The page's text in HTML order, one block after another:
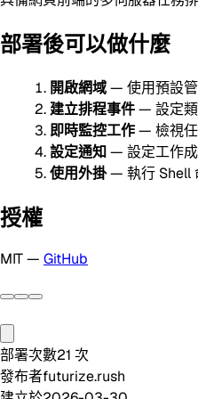
部署後可以做什麼
開啟網域— 使用預設
建立排程事件— 設定
即時監控工作— 檢視
設定通知— 設定工作
使用外掛— 執行 Shell
授權
MIT — GitHub
部署次數21 次
發布者futurize.rush